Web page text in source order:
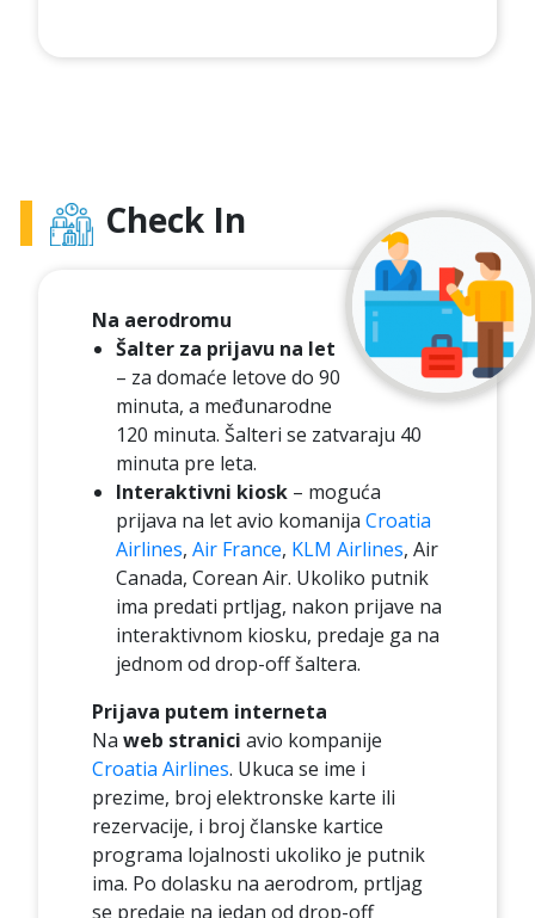
Check In
Na aerodromu
Šalter za prijavu na let
– za domaće letove do 90
minuta, a međunarodne
120 minuta. Šalteri se zatvaraju 40
minuta pre leta.
Interaktivni kiosk – moguća
prijava na let avio komanija Croatia
Airlines, Air France, KLM Airlines, Air
Canada, Corean Air. Ukoliko putnik
ima predati prtljag, nakon prijave na
interaktivnom kiosku, predaje ga na
jednom od drop-off šaltera.
Prijava putem interneta
Na web stranici avio kompanije
Croatia Airlines. Ukuca se ime i
prezime, broj elektronske karte ili
rezervacije, i broj članske kartice
programa lojalnosti ukoliko je putnik
ima. Po dolasku na aerodrom, prtljag
se predaje na jedan od drop-off